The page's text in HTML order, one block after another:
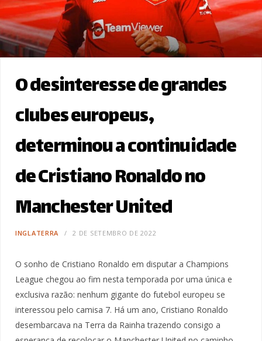
O desinteresse de grandes
clubes europeus,
determinou a continuidade
de Cristiano Ronaldo no
Manchester United
INGLATERRA 2 DE SETEMBRO DE 2022
O sonho de Cristiano Ronaldo em disputar a Champions
League chegou ao fim nesta temporada por uma única e
exclusiva razão: nenhum gigante do futebol europeu se
interessou pelo camisa 7. Há um ano, Cristiano Ronaldo
desembarcava na Terra da Rainha trazendo consigo a